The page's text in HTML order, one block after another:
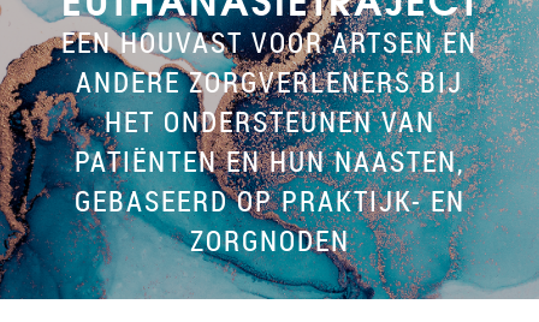
EEN HOUVAST VOOR ARTSEN EN
ANDERE ZORGVERLENERS BIJ
HET ONDERSTEUNEN VAN
PATIËNTEN EN HUN NAASTEN,
GEBASEERD OP PRAKTIJK- EN
ZORGNODEN